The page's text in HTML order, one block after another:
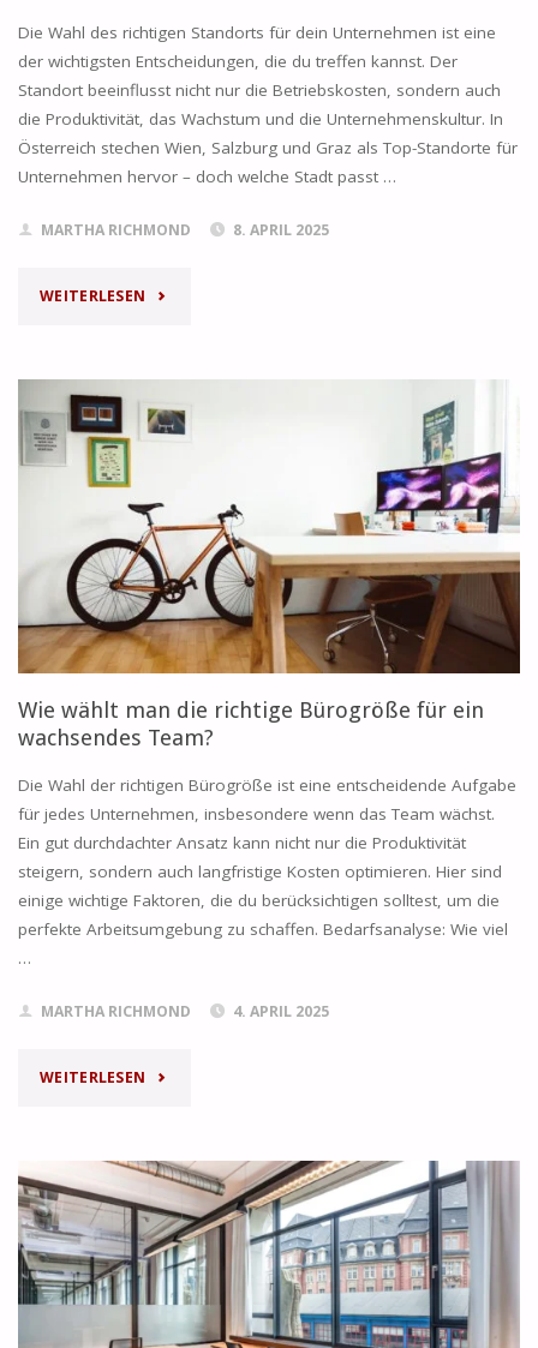
Die Wahl des richtigen Standorts für dein Unternehmen ist eine
der wichtigsten Entscheidungen, die du treffen kannst. Der
Standort beeinflusst nicht nur die Betriebskosten, sondern auch
die Produktivität, das Wachstum und die Unternehmenskultur. In
Österreich stechen Wien, Salzburg und Graz als Top-Standorte für
Unternehmen hervor – doch welche Stadt passt …
MARTHA RICHMOND 8. APRIL 2025
WEITERLESEN "DER
STANDORTS
DEN
GESCHÄFTSERFOLG:
WIEN
VS.
SALZBURG
GRAZ"
Wie wählt man die richtige Bürogröße für ein
wachsendes Team?
Die Wahl der richtigen Bürogröße ist eine entscheidende Aufgabe
für jedes Unternehmen, insbesondere wenn das Team wächst.
Ein gut durchdachter Ansatz kann nicht nur die Produktivität
steigern, sondern auch langfristige Kosten optimieren. Hier sind
einige wichtige Faktoren, die du berücksichtigen solltest, um die
perfekte Arbeitsumgebung zu schaffen. Bedarfsanalyse: Wie viel
…
MARTHA RICHMOND 4. APRIL 2025
WEITERLESEN "WIE
MAN
DIE
RICHTIGE
BÜROGRÖSSE F